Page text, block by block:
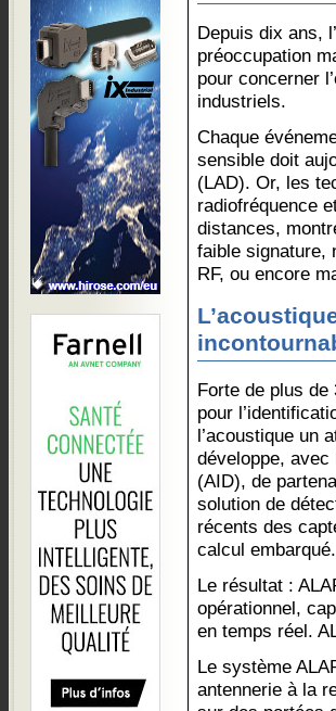
Depuis dix ans,
préoccupation
pour concerner
industriels.
Chaque
sensible doit
(LAD). Or, les
radiofréquence
distances,
faible signature,
RF, ou encore
Forte de plus de
pour
l’acoustique un
développe, avec
(AID), de
solution de
récents des
calcul embarqué.
Le résultat :
opérationnel,
en temps réel.
​​Le système
antennerie à la